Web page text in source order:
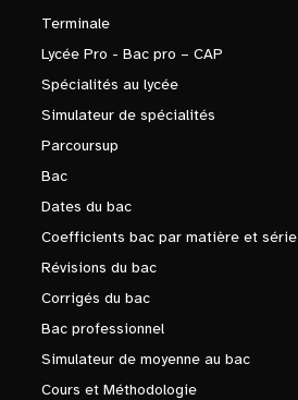
Terminale
Lycée Pro - Bac pro – CAP
Spécialités au lycée
Simulateur de spécialités
Parcoursup
Bac
Dates du bac
Coefficients bac par matière et série
Révisions du bac
Corrigés du bac
Bac professionnel
Simulateur de moyenne au bac
Cours et Méthodologie